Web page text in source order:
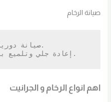
صيانة الرخام
•   إعادة جلي وتلميع بعد فترة من الاستخدام.
اهم انواع الرخام و الجرانيت